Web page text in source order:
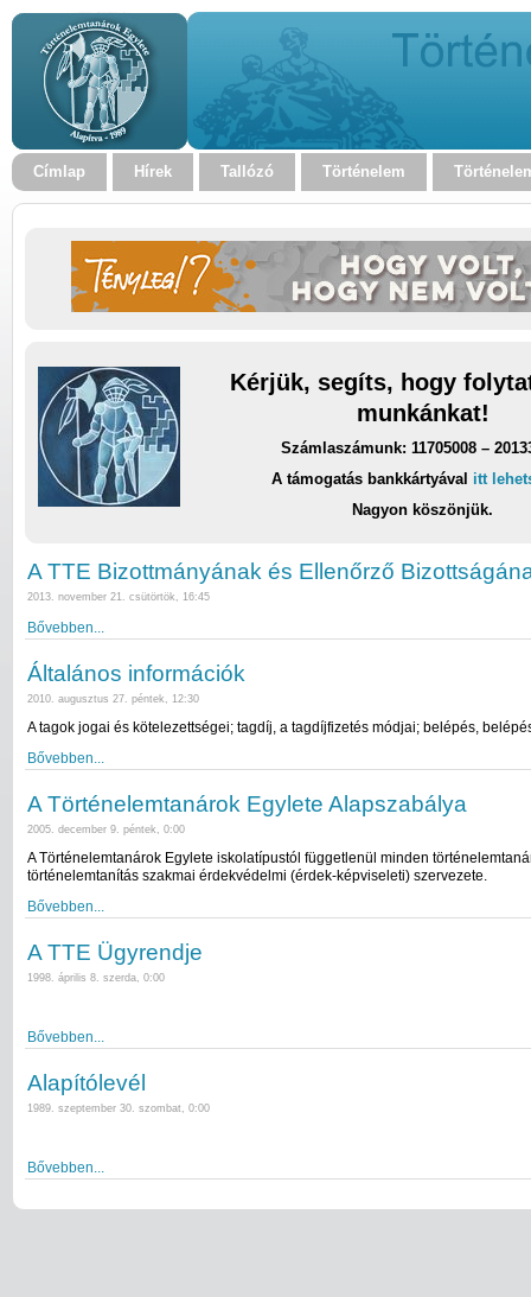
Címlap Hírek Tallózó Történelem
Kérjük, segíts, hogy
munkánkat!
Számlaszámunk: 11705008 –
A támogatás bankkártyával itt
Nagyon köszönjük.
A TTE Bizottmányának és Ellenőrző
2013. november 21. csütörtök, 16:45
Bővebben...
Általános információk
2010. augusztus 27. péntek, 12:30
A tagok jogai és kötelezettségei; tagdíj, a tagdíjfizetés módjai; belépés,
Bővebben...
A Történelemtanárok Egylete Alapszabálya
2005. december 9. péntek, 0:00
A Történelemtanárok Egylete iskolatípustól függetlenül minden
történelemtanítás szakmai érdekvédelmi (érdek-képviseleti) szervezete.
Bővebben...
A TTE Ügyrendje
1998. április 8. szerda, 0:00
Bővebben...
Alapítólevél
1989. szeptember 30. szombat, 0:00
Bővebben...